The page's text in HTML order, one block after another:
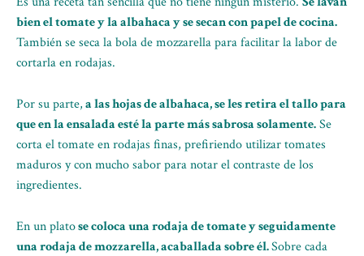
bien el tomate y la albahaca y se secan con papel de cocina.
También se seca la bola de mozzarella para facilitar la labor de
cortarla en rodajas.
Por su parte,a las hojas de albahaca, se les retira el tallo para
que en la ensalada esté la parte más sabrosa solamente.Se
corta el tomate en rodajas finas, prefiriendo utilizar tomates
maduros y con mucho sabor para notar el contraste de los
ingredientes.
En un platose coloca una rodaja de tomate y seguidamente
una rodaja de mozzarella, acaballada sobre él.Sobre cada